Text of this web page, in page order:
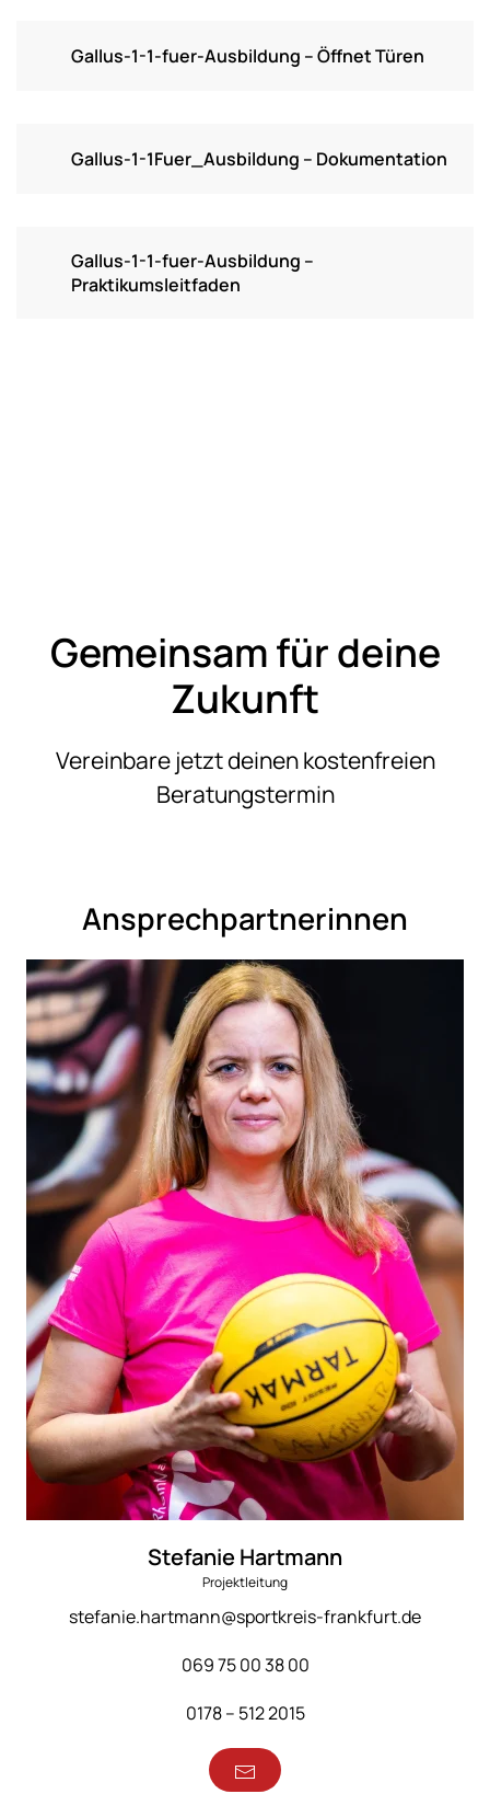
Gallus-1-1-fuer-Ausbildung – Öffnet Türen
Gallus-1-1Fuer_Ausbildung – Dokumentation
Gallus-1-1-fuer-Ausbildung –
Praktikumsleitfaden
Gemeinsam für deine
Zukunft
Vereinbare jetzt deinen kostenfreien
Beratungstermin
Ansprechpartnerinnen
Stefanie Hartmann
Projektleitung
stefanie.hartmann@sportkreis-frankfurt.de
069 75 00 38 00
0178 – 512 2015